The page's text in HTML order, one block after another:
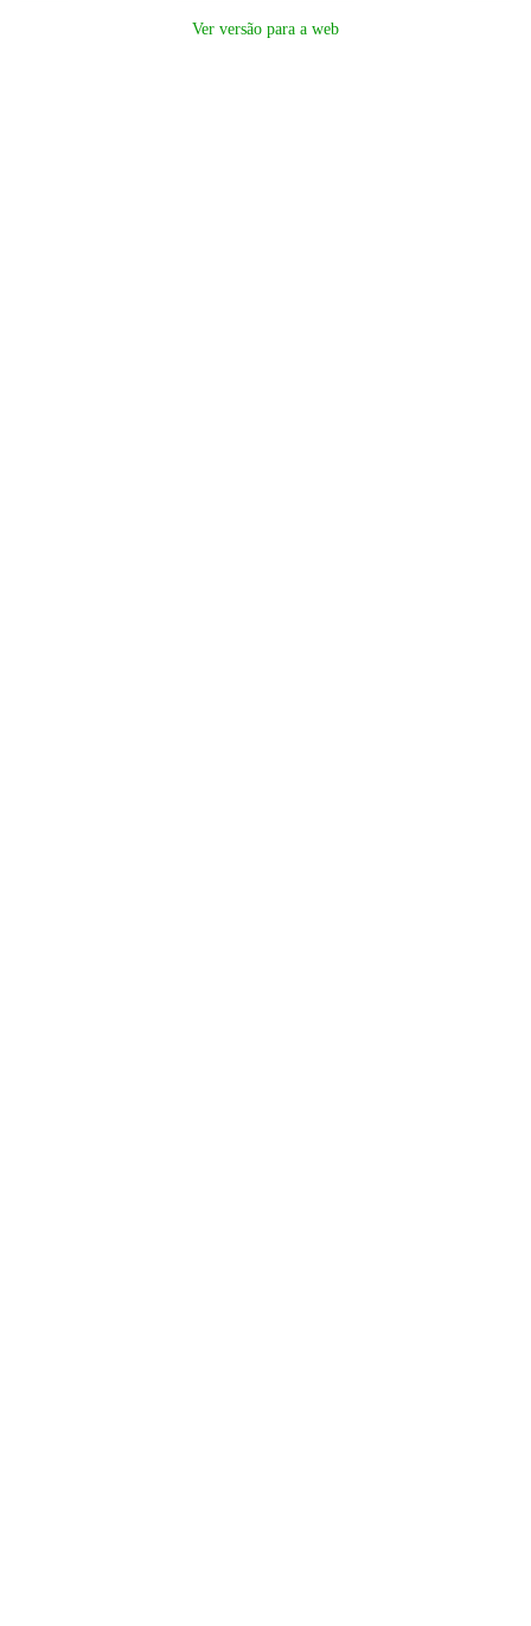
Ver versão para a web